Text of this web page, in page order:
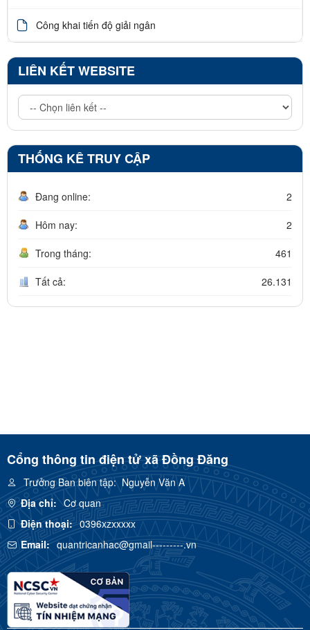
Công khai tiến độ giải ngân
LIÊN KẾT WEBSITE
THỐNG KÊ TRUY CẬP
Đang online: 2
Hôm nay: 2
Trong tháng: 461
Tất cả: 26.131
Cổng thông tin điện tử xã Đồng Đăng
Trưởng Ban biên tập:Nguyễn Văn A
Địa chỉ: Cơ quan
Điện thoại: 0396xzxxxxx
Email: quantricanhac@gmail---------.vn